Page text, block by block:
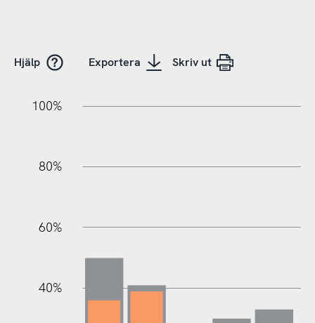
Hjälp Exportera Skriv ut
40%
60%
80%
100%